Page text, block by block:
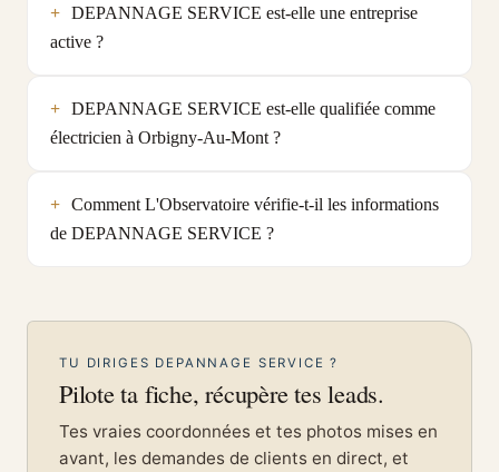
DEPANNAGE SERVICE est-elle une entreprise
active ?
DEPANNAGE SERVICE est-elle qualifiée comme
électricien à Orbigny-Au-Mont ?
Comment L'Observatoire vérifie-t-il les informations
de DEPANNAGE SERVICE ?
TU DIRIGES DEPANNAGE SERVICE ?
Pilote ta fiche, récupère tes leads.
Tes vraies coordonnées et tes photos mises en
avant, les demandes de clients en direct, et